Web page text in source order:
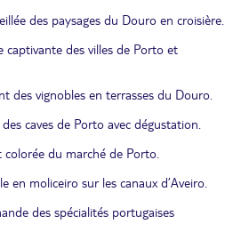
des paysages du Douro en croisière.
captivante des villes de Porto et
des vignobles en terrasses du Douro.
caves de Porto avec dégustation.
colorée du marché de Porto.
en moliceiro sur les canaux d’Aveiro.
des spécialités portugaises